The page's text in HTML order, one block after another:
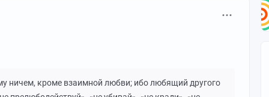
ничем, кроме взаимной любви; ибо любящий другого